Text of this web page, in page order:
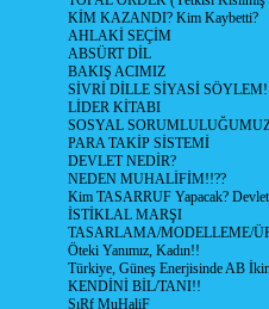
KİM KAZANDI? Kim Kaybetti?
AHLAKİ SEÇİM
ABSÜRT DİL
BAKIŞ ACIMIZ
SİVRİ DİLLE SİYASİ
LİDER KİTABI
SOSYAL
PARA TAKİP SİSTEMİ
DEVLET NEDİR?
NEDEN MUHALİFİM!!??
Kim TASARRUF Yapacak? Devlet
İSTİKLAL MARŞI
TASARLAMA/MODELLEME/
Öteki Yanımız, Kadın!!
Türkiye, Güneş Enerjisinde AB
KENDİNİ BİL/TANI!!
SıRf MuHaliF